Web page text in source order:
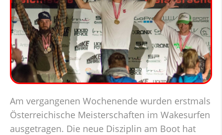
Am vergangenen Wochenende wurden erstmals
Österreichische Meisterschaften im Wakesurfen
ausgetragen. Die neue Disziplin am Boot hat